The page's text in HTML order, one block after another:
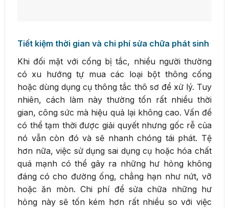
Tiết kiệm thời gian và chi phí sửa chữa phát sinh
Khi đối mặt với cống bị tắc, nhiều người thường
có xu hướng tự mua các loại bột thông cống
hoặc dùng dụng cụ thông tắc thô sơ để xử lý. Tuy
nhiên, cách làm này thường tốn rất nhiều thời
gian, công sức mà hiệu quả lại không cao. Vấn đề
có thể tạm thời được giải quyết nhưng gốc rễ của
nó vẫn còn đó và sẽ nhanh chóng tái phát. Tệ
hơn nữa, việc sử dụng sai dụng cụ hoặc hóa chất
quá mạnh có thể gây ra những hư hỏng không
đáng có cho đường ống, chẳng hạn như nứt, vỡ
hoặc ăn mòn. Chi phí để sửa chữa những hư
hỏng này sẽ tốn kém hơn rất nhiều so với việc